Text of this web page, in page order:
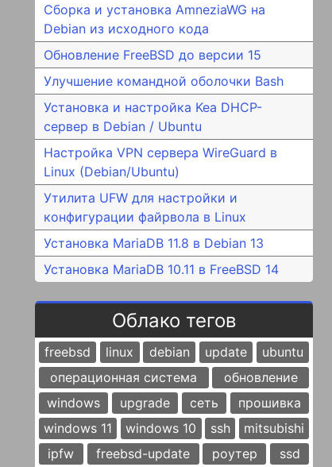
Сборка и установка AmneziaWG на
Debian из исходного кода
Обновление FreeBSD до версии 15
Улучшение командной оболочки Bash
Установка и настройка Kea DHCP-
сервер в Debian / Ubuntu
Настройка VPN сервера WireGuard в
Linux (Debian/Ubuntu)
Утилита UFW для настройки и
конфигурации файрвола в Linux
Установка MariaDB 11.8 в Debian 13
Установка MariaDB 10.11 в FreeBSD 14
Облако тегов
freebsd linux debian update
ubuntu
операционная система
обновление
windows
upgrade сеть
прошивка
windows 11
windows 10 ssh
mitsubishi
ipfw
freebsd-update роутер ssd